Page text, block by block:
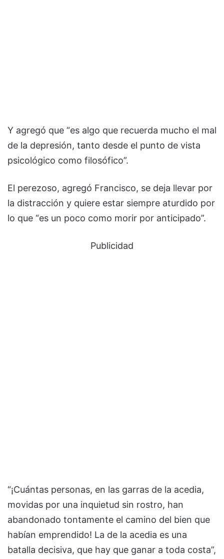
Y agregó que “es algo que recuerda mucho el mal
de la depresión, tanto desde el punto de vista
psicológico como filosófico”.
El perezoso, agregó Francisco, se deja llevar por
la distracción y quiere estar siempre aturdido por
lo que “es un poco como morir por anticipado”.
Publicidad
“¡Cuántas personas, en las garras de la acedia,
movidas por una inquietud sin rostro, han
abandonado tontamente el camino del bien que
habían emprendido! La de la acedia es una
batalla decisiva, que hay que ganar a toda costa”,